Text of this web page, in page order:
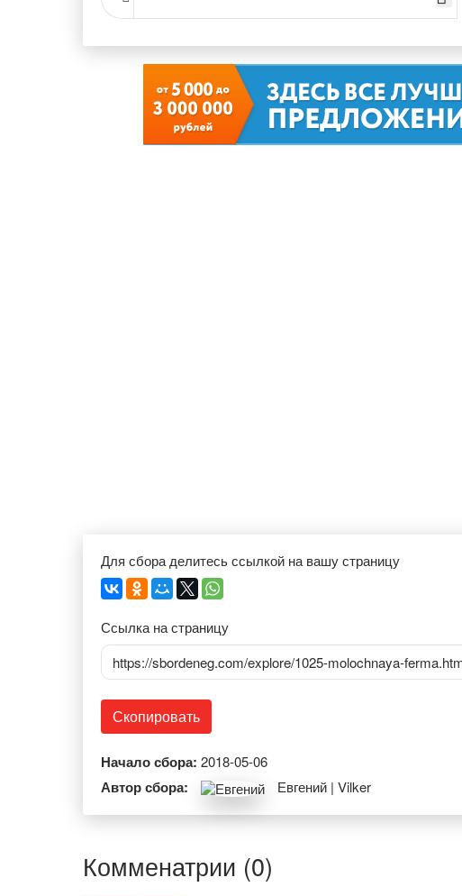
Для сбора делитесь ссылкой на вашу страницу
Ссылка на страницу
https://sbordeneg.com/explore/1025-molochnaya-
Скопировать
Начало сбора: 2018-05-06
Автор сбора: Евгений | Vilker
Комменатрии (0)